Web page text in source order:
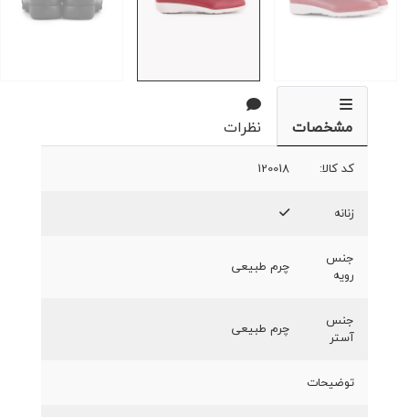
مشخصات نظرات
کد کالا: 120018
زنانه
جنس
رویه
چرم طبیعی
جنس
آستر
چرم طبیعی
توضیحات